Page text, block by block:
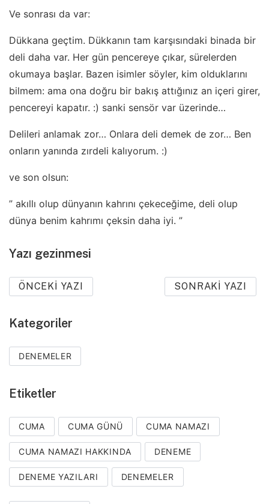
Ve sonrası da var:
Dükkana geçtim. Dükkanın tam karşısındaki binada bir
deli daha var. Her gün pencereye çıkar, sürelerden
okumaya başlar. Bazen isimler söyler, kim olduklarını
bilmem: ama ona doğru bir bakış attığınız an içeri girer,
pencereyi kapatır. :) sanki sensör var üzerinde…
Delileri anlamak zor… Onlara deli demek de zor… Ben
onların yanında zırdeli kalıyorum. :)
ve son olsun:
” akıllı olup dünyanın kahrını çekeceğime, deli olup
dünya benim kahrımı çeksin daha iyi. ”
Yazı gezinmesi
ÖNCEKI YAZI SONRAKI YAZI
Kategoriler
DENEMELER
Etiketler
CUMA CUMA GÜNÜ CUMA NAMAZI
CUMA NAMAZI HAKKINDA DENEME
DENEME YAZILARI DENEMELER